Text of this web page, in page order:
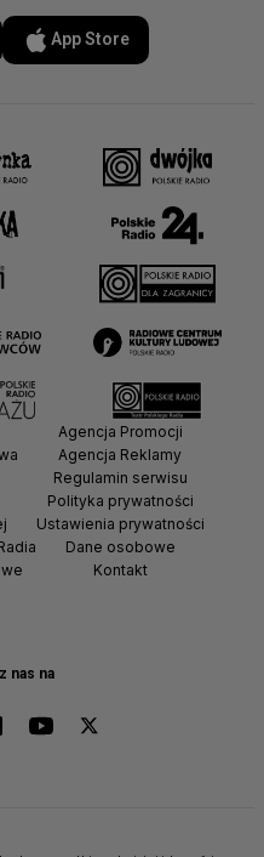
App Store
nas na
Agencja Promocji
Agencja Reklamy
Regulamin serwisu
Polityka prywatności
Ustawienia prywatności
Dane osobowe
Kontakt